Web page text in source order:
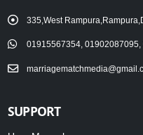
335,West
01915567354,
SUPPORT